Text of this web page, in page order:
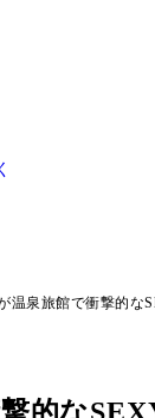
温泉旅館で衝撃的な
的な